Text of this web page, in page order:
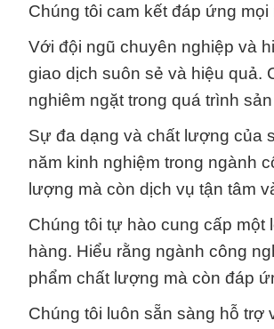
Chúng tôi cam kết đáp ứng
Với đội ngũ chuyên nghiệp và
giao dịch suôn sẻ và hiệu quả.
nghiêm ngặt trong quá trình
Sự đa dạng và chất lượng của
năm kinh nghiệm trong ngành
lượng mà còn dịch vụ tận tâm
Chúng tôi tự hào cung cấp
hàng. Hiểu rằng ngành công
phẩm chất lượng mà còn đáp
Chúng tôi luôn sẵn sàng hỗ